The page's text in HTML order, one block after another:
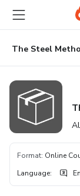
main
content
The Steel
Format: Online
Language: